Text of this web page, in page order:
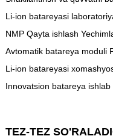
Li-ion batareyasi
NMP Qayta ishlash
Avtomatik batareya moduli
Li-ion batareyasi
Innovatsion batareya
TEZ-TEZ